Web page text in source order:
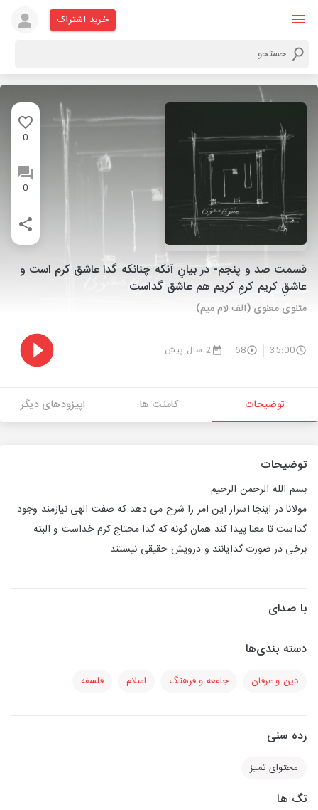
خرید اشتراک
0
0
قسمت صد و پنجم- در بیانِ آنکه چنانکه گدا عاشق کرم است و
عاشقِ کریم کرمِ کریم هم عاشق گداست
مثنوی معنوی (الف لام میم)
35:00
68 2 سال پیش
توضیحات کامنت ها اپیزودهای دیگر
توضیحات
بسم الله الرحمن الرحیم
مولانا در اینجا اسرار این امر را شرح می دهد که صفت الهی نیازمند وجود
گداست تا معنا پیدا کند همان گونه که گدا محتاج کرم خداست و البته
برخی در صورت گدایانند و درویش حقیقی نیستند
با صدای
دسته بندی‌ها
دین و عرفان جامعه و فرهنگ اسلام فلسفه
رده سنی
محتوای تمیز
تگ ها